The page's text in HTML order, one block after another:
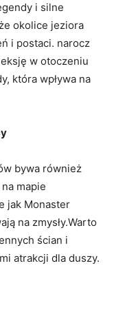
​i silne
okolice jeziora‌
i postaci. narocz
w ‌otoczeniu⁢
która​ wpływa na
bywa również
mapie
jak Monaster
na zmysły.Warto
ścian i
atrakcji dla duszy.